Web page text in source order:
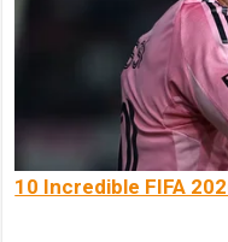
10 Incredible FIFA